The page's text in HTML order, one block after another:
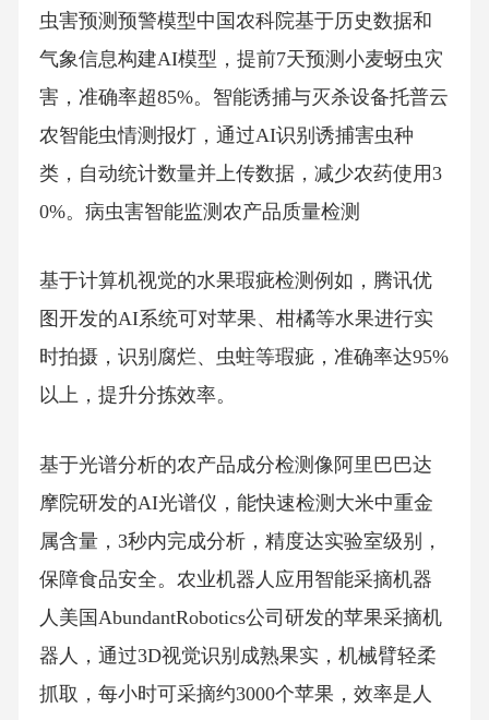
虫害预测预警模型中国农科院基于历史数据和
气象信息构建AI模型，提前7天预测小麦蚜虫灾
害，准确率超85%。智能诱捕与灭杀设备托普云
农智能虫情测报灯，通过AI识别诱捕害虫种
类，自动统计数量并上传数据，减少农药使用3
0%。病虫害智能监测农产品质量检测
基于计算机视觉的水果瑕疵检测例如，腾讯优
图开发的AI系统可对苹果、柑橘等水果进行实
时拍摄，识别腐烂、虫蛀等瑕疵，准确率达95%
以上，提升分拣效率。
基于光谱分析的农产品成分检测像阿里巴巴达
摩院研发的AI光谱仪，能快速检测大米中重金
属含量，3秒内完成分析，精度达实验室级别，
保障食品安全。农业机器人应用智能采摘机器
人美国AbundantRobotics公司研发的苹果采摘机
器人，通过3D视觉识别成熟果实，机械臂轻柔
抓取，每小时可采摘约3000个苹果，效率是人